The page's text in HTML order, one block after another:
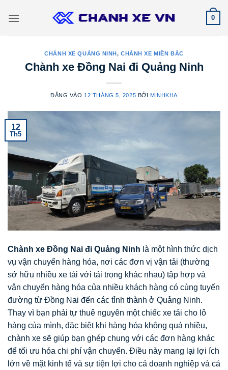
qua
0
CHÀNH XE QUẢNG NINH,CHÀNH XE MIỀN BẮC
Chành xe Đồng Nai đi Quảng Ninh
ĐĂNG VÀO 12 THÁNG 5, 2025 BỞI MINHKHA
12
Th5
Chành xe Đồng Nai đi Quảng Ninh là một hình thức dịch
vụ vận chuyển hàng hóa, nơi các đơn vị vận tải (thường
sở hữu nhiều xe tải với tải trọng khác nhau) tập hợp và
vận chuyển hàng hóa của nhiều khách hàng có cùng tuyến
đường từ Đồng Nai đến các tỉnh thành ở Quảng Ninh.
Thay vì bạn phải tự thuê nguyên một chiếc xe tải cho lô
hàng của mình, đặc biệt khi hàng hóa không quá nhiều,
chành xe sẽ giúp bạn ghép chung với các đơn hàng khác
để tối ưu hóa chi phí vận chuyển. Điều này mang lại lợi ích
lớn về mặt kinh tế và sự tiện lợi cho cả doanh nghiệp và cá